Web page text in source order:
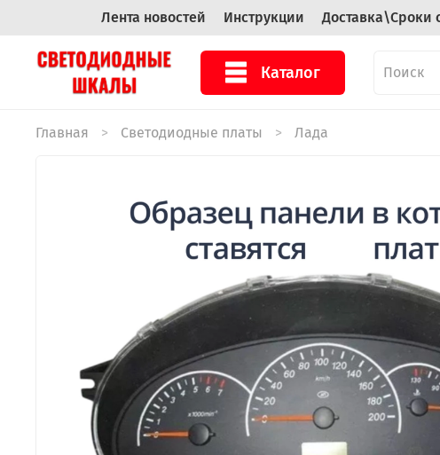
Лента новостей Инструкции Доставка\Сроки
Каталог
Главная Светодиодные платы Лада